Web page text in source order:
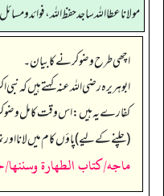
مولانا عطا الله ساجد حفظ الله، فوائد و
اچھی طرح وضو کرنے کا بیان۔
ابوہریرہ رضی اللہ عنہ کہتے ہیں کہ
کفارے یہ ہیں: اس وقت کامل وضو
(چلنے کے لیے) پاؤں کام میں لانا اور
ماجه/كتاب الطهارة وسننها/